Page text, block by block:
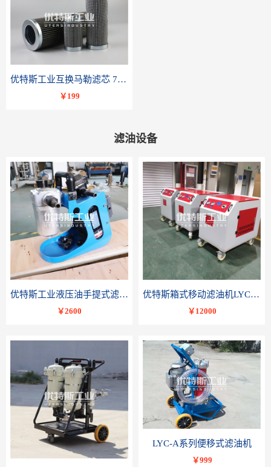
优特斯工业互换马勒滤芯 77681075PI8508 DRG 100
￥199
滤油设备
优特斯工业液压油手提式滤油机BLYJ系列液压油润滑油便携轻便小流量精密过滤
￥2600
优特斯箱式移动滤油机LYC-C系列变压器油润滑油滤油小车
￥12000
LYC-A系列便移式滤油机
￥999